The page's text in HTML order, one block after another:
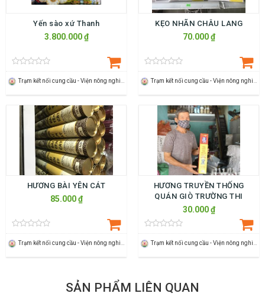
Yến sào xứ Thanh
3.800.000 ₫
Trạm kết nối cung cầu - Viện nông nghiệp Thanh Hoá
KẸO NHÃN CHÂU LANG
70.000 ₫
Trạm kết nối cung cầu - Viện nông nghiệp Thanh Hoá
HƯƠNG BÀI YÊN CÁT
85.000 ₫
Trạm kết nối cung cầu - Viện nông nghiệp Thanh Hoá
HƯƠNG TRUYỀN THỐNG
QUÁN GIÒ TRƯỜNG THI
30.000 ₫
Trạm kết nối cung cầu - Viện nông nghiệp Thanh Hoá
SẢN PHẨM LIÊN QUAN